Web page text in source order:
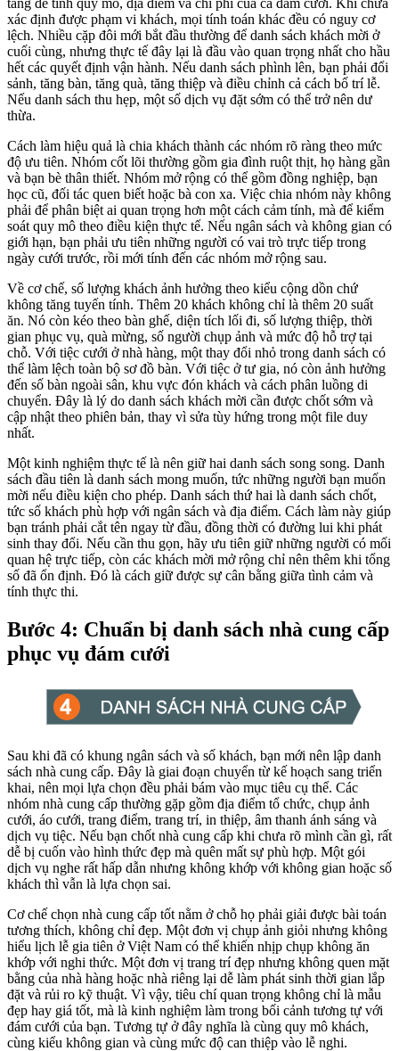
xác định được phạm vi khách, mọi tính toán khác đều có nguy cơ
lệch. Nhiều cặp đôi mới bắt đầu thường để danh sách khách mời ở
cuối cùng, nhưng thực tế đây lại là đầu vào quan trọng nhất cho hầu
hết các quyết định vận hành. Nếu danh sách phình lên, bạn phải đổi
sảnh, tăng bàn, tăng quà, tăng thiệp và điều chỉnh cả cách bố trí lễ.
Nếu danh sách thu hẹp, một số dịch vụ đặt sớm có thể trở nên dư
thừa.
Cách làm hiệu quả là chia khách thành các nhóm rõ ràng theo mức
độ ưu tiên. Nhóm cốt lõi thường gồm gia đình ruột thịt, họ hàng gần
và bạn bè thân thiết. Nhóm mở rộng có thể gồm đồng nghiệp, bạn
học cũ, đối tác quen biết hoặc bà con xa. Việc chia nhóm này không
phải để phân biệt ai quan trọng hơn một cách cảm tính, mà để kiểm
soát quy mô theo điều kiện thực tế. Nếu ngân sách và không gian có
giới hạn, bạn phải ưu tiên những người có vai trò trực tiếp trong
ngày cưới trước, rồi mới tính đến các nhóm mở rộng sau.
Về cơ chế, số lượng khách ảnh hưởng theo kiểu cộng dồn chứ
không tăng tuyến tính. Thêm 20 khách không chỉ là thêm 20 suất
ăn. Nó còn kéo theo bàn ghế, diện tích lối đi, số lượng thiệp, thời
gian phục vụ, quà mừng, số người chụp ảnh và mức độ hỗ trợ tại
chỗ. Với tiệc cưới ở nhà hàng, một thay đổi nhỏ trong danh sách có
thể làm lệch toàn bộ sơ đồ bàn. Với tiệc ở tư gia, nó còn ảnh hưởng
đến số bàn ngoài sân, khu vực đón khách và cách phân luồng di
chuyển. Đây là lý do danh sách khách mời cần được chốt sớm và
cập nhật theo phiên bản, thay vì sửa tùy hứng trong một file duy
nhất.
Một kinh nghiệm thực tế là nên giữ hai danh sách song song. Danh
sách đầu tiên là danh sách mong muốn, tức những người bạn muốn
mời nếu điều kiện cho phép. Danh sách thứ hai là danh sách chốt,
tức số khách phù hợp với ngân sách và địa điểm. Cách làm này giúp
bạn tránh phải cắt tên ngay từ đầu, đồng thời có đường lui khi phát
sinh thay đổi. Nếu cần thu gọn, hãy ưu tiên giữ những người có mối
quan hệ trực tiếp, còn các khách mời mở rộng chỉ nên thêm khi tổng
số đã ổn định. Đó là cách giữ được sự cân bằng giữa tình cảm và
tính thực thi.
Bước 4: Chuẩn bị danh sách nhà cung cấp
phục vụ đám cưới
Sau khi đã có khung ngân sách và số khách, bạn mới nên lập danh
sách nhà cung cấp. Đây là giai đoạn chuyển từ kế hoạch sang triển
khai, nên mọi lựa chọn đều phải bám vào mục tiêu cụ thể. Các
nhóm nhà cung cấp thường gặp gồm địa điểm tổ chức, chụp ảnh
cưới, áo cưới, trang điểm, trang trí, in thiệp, âm thanh ánh sáng và
dịch vụ tiệc. Nếu bạn chốt nhà cung cấp khi chưa rõ mình cần gì, rất
dễ bị cuốn vào hình thức đẹp mà quên mất sự phù hợp. Một gói
dịch vụ nghe rất hấp dẫn nhưng không khớp với không gian hoặc số
khách thì vẫn là lựa chọn sai.
Cơ chế chọn nhà cung cấp tốt nằm ở chỗ họ phải giải được bài toán
tương thích, không chỉ đẹp. Một đơn vị chụp ảnh giỏi nhưng không
hiểu lịch lễ gia tiên ở Việt Nam có thể khiến nhịp chụp không ăn
khớp với nghi thức. Một đơn vị trang trí đẹp nhưng không quen mặt
bằng của nhà hàng hoặc nhà riêng lại dễ làm phát sinh thời gian lắp
đặt và rủi ro kỹ thuật. Vì vậy, tiêu chí quan trọng không chỉ là mẫu
đẹp hay giá tốt, mà là kinh nghiệm làm trong bối cảnh tương tự với
đám cưới của bạn. Tương tự ở đây nghĩa là cùng quy mô khách,
cùng kiểu không gian và cùng mức độ can thiệp vào lễ nghi.